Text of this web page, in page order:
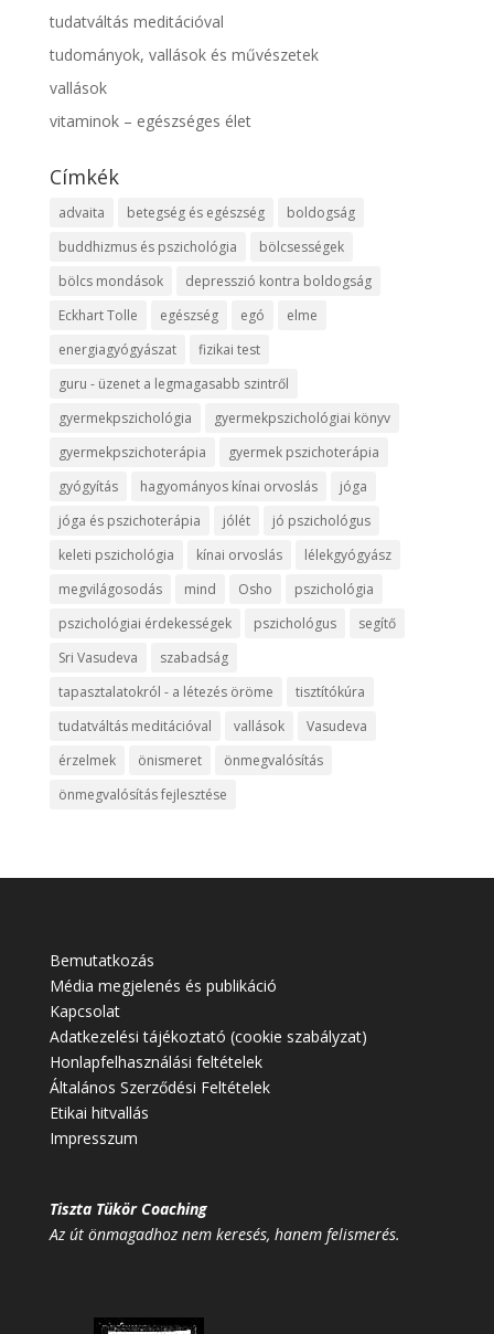
tudatváltás meditációval
tudományok, vallások és művészetek
vallások
vitaminok – egészséges élet
Címkék
advaita betegség és egészség
boldogság
buddhizmus és pszichológia
bölcsességek
bölcs mondások
depresszió kontra boldogság
Eckhart Tolle
egészség egó
elme
energiagyógyászat
fizikai test
guru - üzenet a legmagasabb szintről
gyermekpszichológia
gyermekpszichológiai könyv
gyermekpszichoterápia
gyermek pszichoterápia
gyógyítás
hagyományos kínai orvoslás
jóga
jóga és pszichoterápia
jólét
jó pszichológus
keleti pszichológia
kínai orvoslás
lélekgyógyász
megvilágosodás
mind Osho
pszichológia
pszichológiai érdekességek
pszichológus
segítő
Sri Vasudeva
szabadság
tapasztalatokról - a létezés öröme
tisztítókúra
tudatváltás meditációval
vallások
Vasudeva
érzelmek
önismeret
önmegvalósítás
önmegvalósítás fejlesztése
Bemutatkozás
Média megjelenés és publikáció
Kapcsolat
Adatkezelési tájékoztató (cookie szabályzat)
Honlapfelhasználási feltételek
Általános Szerződési Feltételek
Etikai hitvallás
Impresszum
Tiszta Tükör Coaching
Az út önmagadhoz nem keresés, hanem felismerés.